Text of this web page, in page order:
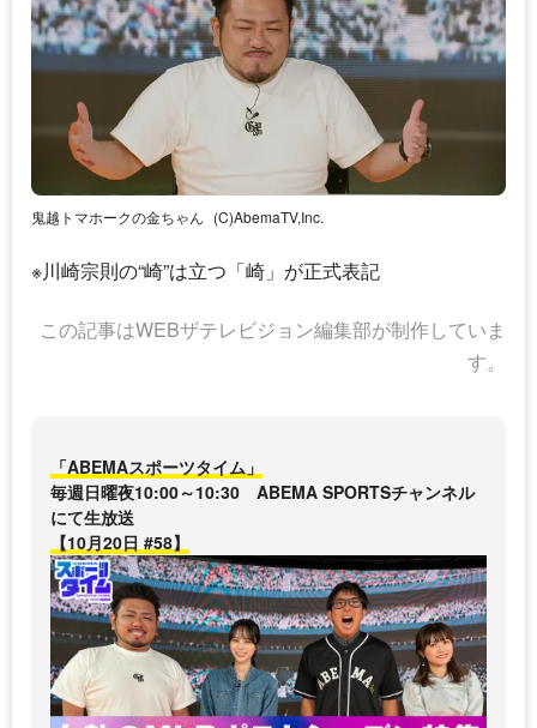
鬼越トマホークの金ちゃん (C)AbemaTV,Inc.
※川崎宗則の“崎”は立つ「崎」が正式表記
この記事はWEBザテレビジョン編集部が制作していま
す。
「ABEMAスポーツタイム」
毎週日曜夜10:00～10:30 ABEMA SPORTSチャンネル
にて生放送
【10月20日 #58】